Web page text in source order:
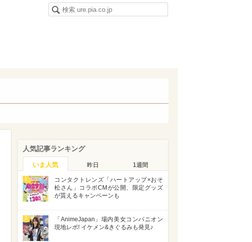
人気記事ランキング
いま人気 昨日 1週間
1
コンタクトレンズ「ハートアップ×おそ
松さん」コラボCMが公開、限定グッズ
が貰えるキャンペーンも
2
「AnimeJapan」場内美女コンパニオン
現地レポ! イケメン&きぐるみも発見♪